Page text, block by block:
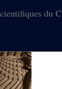
du